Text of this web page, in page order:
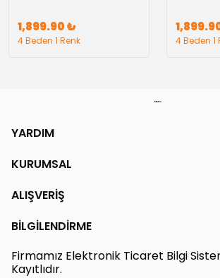
1,899.90 ₺
4 Beden 1 Renk 4 Beden 1
YARDIM
KURUMSAL
ALIŞVERİŞ
BİLGİLENDİRME
Firmamız Elektronik Ticaret Bilgi
Kayıtlıdır.